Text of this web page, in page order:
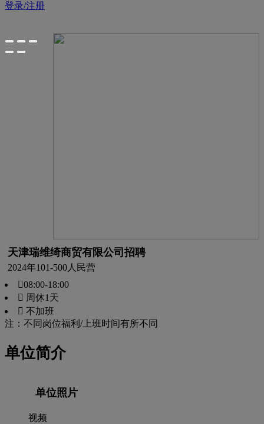
登录/注册
天津瑞维绮商贸有限公司招聘
2024年101-500人 民营
08:00-18:00
 周休1天
 不加班
注：不同岗位福利/上班时间有所不同
单位简介
单位照片
视频